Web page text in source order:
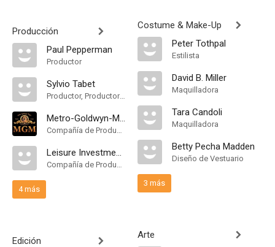
Producción
Paul Pepperman
Productor
Sylvio Tabet
Productor, Productor Ejecutivo
Metro-Goldwyn-Mayer
Compañía de Produccion
Leisure Investment Company
Compañía de Produccion
4 más
Edición
Costume & Make-Up
Peter Tothpal
Estilista
David B. Miller
Maquilladora
Tara Candoli
Maquilladora
Betty Pecha Madden
Diseño de Vestuario
3 más
Arte